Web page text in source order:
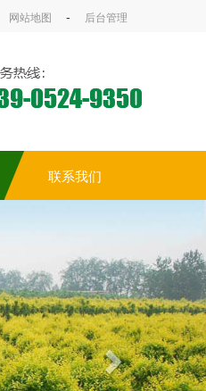
网站地图 - 后台管理
联系我们